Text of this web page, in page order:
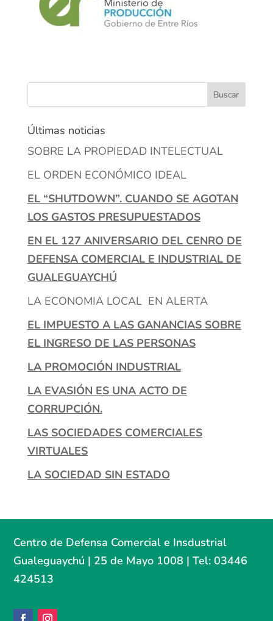
Últimas noticias
SOBRE LA PROPIEDAD INTELECTUAL
EL ORDEN ECONÓMICO IDEAL
EL “SHUTDOWN”. CUANDO SE AGOTAN
LOS GASTOS PRESUPUESTADOS
EN EL 127 ANIVERSARIO DEL CENRO DE
DEFENSA COMERCIAL E INDUSTRIAL DE
GUALEGUAYCHÚ
LA ECONOMIA LOCAL EN ALERTA
EL IMPUESTO A LAS GANANCIAS SOBRE
EL INGRESO DE LAS PERSONAS
LA PROMOCIÓN INDUSTRIAL
LA EVASIÓN ES UNA ACTO DE
CORRUPCIÓN.
LAS SOCIEDADES COMERCIALES
VIRTUALES
LA SOCIEDAD SIN ESTADO
Centro de Defensa Comercial e Insdustrial
Gualeguaychú | 25 de Mayo 1008 | Tel: 03446
424513